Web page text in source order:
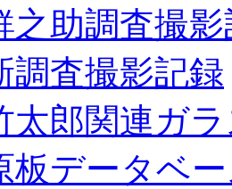
之助調査撮
調査撮影記録
太郎関連ガ
板データベ